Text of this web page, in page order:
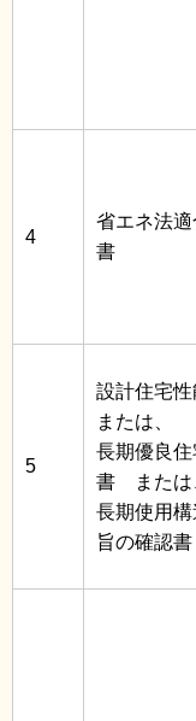
4
省エネ法
書
5
設計住宅
または、
長期優良
書 または
長期使用
旨の確認書